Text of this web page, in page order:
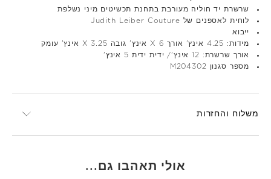
שרשרת יד חוליה מעורבת בתחנת תכשיטים מיני נשלפת
לוחית לאספנים של Judith Leiber Couture
ייבוא
מידות: 4.25 אינץ' אורך X 6 אינץ' גובה X 3.25 אינץ' עומק
אורך שרשרת: 12 אינץ'/ ידית ידית 5 אינץ'
מספר סגנון M204302
משלוח והחזרות
אולי תאהבו גם...